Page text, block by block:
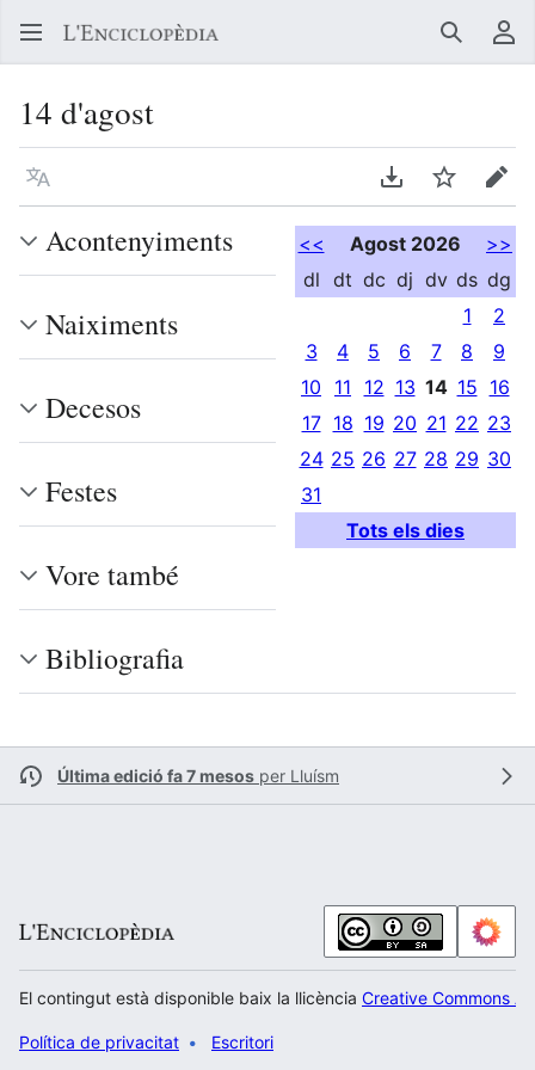
Buscar
14 d'agost
Llegir en un atre idioma Descarregar en
Vigilar
<< Agost 2026
>>
dl dt dc dj dv ds dg
1
2
3
4 5 6 7 8
9
10
11 12 13 14 15 16
17 18 19 20 21 22 23
24 25 26 27 28 29 30
31
Tots els dies
Acontenyiments
Naiximents
Decesos
Festes
Vore també
Bibliografia
Última edició fa 7 mesos per Lluísm
El contingut està disponible baix la llicència Creative Commons
Política de privacitat Escritori